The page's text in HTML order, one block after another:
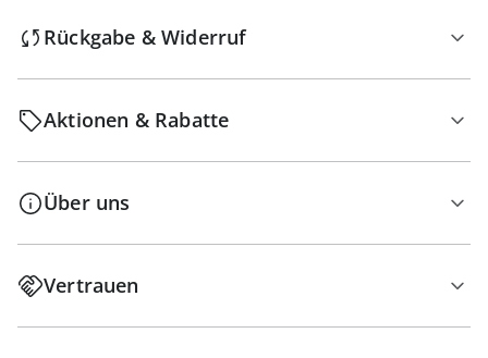
Rückgabe & Widerruf
Aktionen & Rabatte
Über uns
Vertrauen